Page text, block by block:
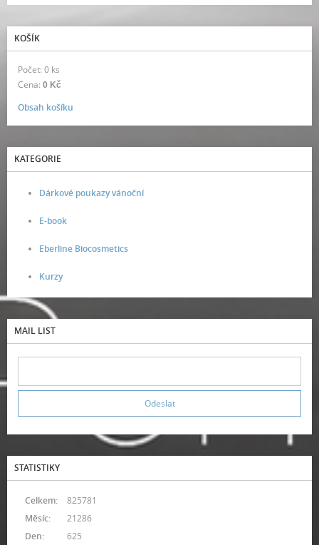
KOŠÍK
Počet: 0 ks
Cena: 0 Kč
Obsah košíku
KATEGORIE
Dárkové poukazy vánoční
E-book
Eberline Biocosmetics
Kurzy
MAIL LIST
STATISTIKY
Celkem:
825781
Měsíc:
21286
Den:
625